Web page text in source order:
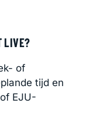
LIVE?
of
tijd en
EJU-